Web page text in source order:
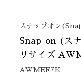
スナップオン
Snap-on (ス
リサイズ
AWMEF7K